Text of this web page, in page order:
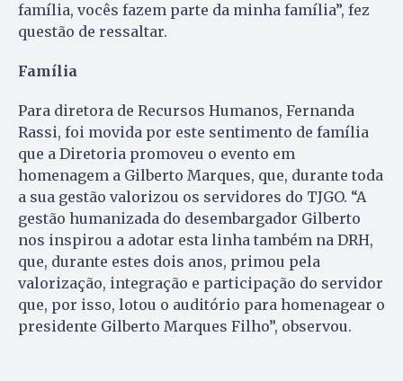
família, vocês fazem parte da minha família”, fez
questão de ressaltar.
Família
Para diretora de Recursos Humanos, Fernanda
Rassi, foi movida por este sentimento de família
que a Diretoria promoveu o evento em
homenagem a Gilberto Marques, que, durante toda
a sua gestão valorizou os servidores do TJGO. “A
gestão humanizada do desembargador Gilberto
nos inspirou a adotar esta linha também na DRH,
que, durante estes dois anos, primou pela
valorização, integração e participação do servidor
que, por isso, lotou o auditório para homenagear o
presidente Gilberto Marques Filho”, observou.